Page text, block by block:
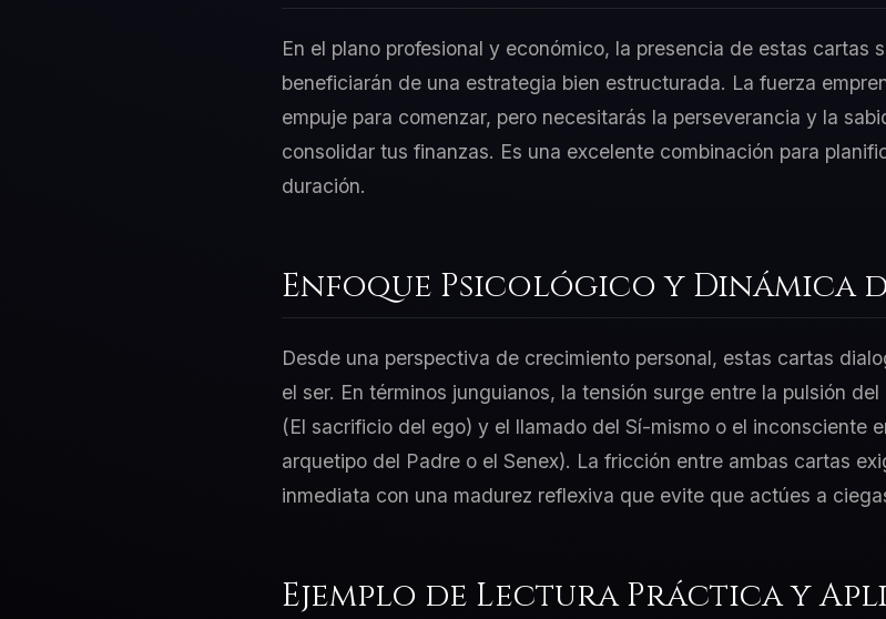
En el plano profesional y económico, la presencia de estas cartas
beneficiarán de una estrategia bien estructurada. La fuerza
empuje para comenzar, pero necesitarás la perseverancia y la
consolidar tus finanzas. Es una excelente combinación para
duración.
Enfoque Psicológico y Dinámica
Desde una perspectiva de crecimiento personal, estas cartas
el ser. En términos junguianos, la tensión surge entre la pulsión
(El sacrificio del ego) y el llamado del Sí-mismo o el inconsciente
arquetipo del Padre o el Senex). La fricción entre ambas cartas
inmediata con una madurez reflexiva que evite que actúes a
Ejemplo de Lectura Práctica y